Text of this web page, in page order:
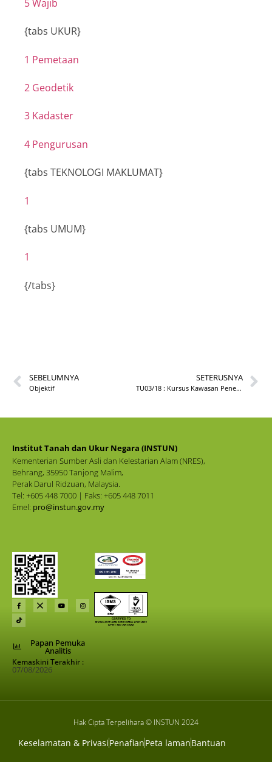
5 Wajib
{tabs UKUR}
1 Pemetaan
2 Geodetik
3 Kadaster
4 Pengurusan
{tabs TEKNOLOGI MAKLUMAT}
1
{tabs UMUM}
1
{/tabs}
SEBELUMNYA
Objektif
SETERUSNYA
TU03/18 : Kursus Kawasan Penempatan Berkelompok Di Bawah Akta Tanah (Kawasan Penempatan Berkelompok) 1960 Bilangan 1
Institut Tanah dan Ukur Negara (INSTUN)
Kementerian Sumber Asli dan Kelestarian Alam (NRES),
Behrang, 35950 Tanjong Malim,
Perak Darul Ridzuan, Malaysia.
Tel: +605 448 7000 | Faks: +605 448 7011
Emel: pro@instun.gov.my
Papan Pemuka
Analitis
Kemaskini Terakhir :
07/08/2026
Hak Cipta Terpelihara © INSTUN 2024
Keselamatan & PrivasiPenafianPeta lamanBantuan